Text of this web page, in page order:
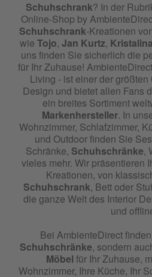
Schuhschrank? In der
Online-Shop by
Schuhschrank-Kreationen
wie Tojo, Jan Kurtz, Kristalina
uns finden Sie sicherlich die
für Ihr Zuhause!
Living - ist einer der
Design und bietet allen Fans
ein breites Sortiment
Markenhersteller. In
Wohnzimmer, Schlafzimmer,
und Outdoor finden Sie
Schränke, Schuhschränke,
vieles mehr. Wir präsentieren
Kreationen, von
Schuhschrank, Bett oder
die ganze Welt des Interior
und
Bei AmbienteDirect
Schuhschränke, sondern
Möbel für Ihr Zuhause,
Wohnzimmer, Ihre Küche, Ihr